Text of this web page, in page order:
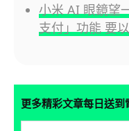
小米 AI 眼鏡望
支付」功能 要
更多精彩文章每日送到